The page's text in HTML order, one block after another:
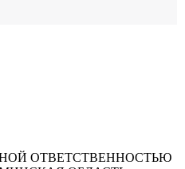
ОТВЕТСТВЕННОСТЬЮ